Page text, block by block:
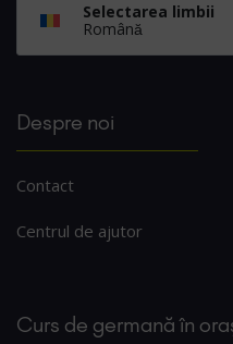
Selectarea limbii
Română
Despre noi
Contact
Centrul de ajutor
Curs de germană în